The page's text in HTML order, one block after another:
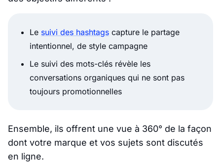
Le suivi des hashtags capture le partage
intentionnel, de style campagne
Le suivi des mots-clés révèle les
conversations organiques qui ne sont pas
toujours promotionnelles
Ensemble, ils offrent une vue à 360° de la façon
dont votre marque et vos sujets sont discutés
en ligne.